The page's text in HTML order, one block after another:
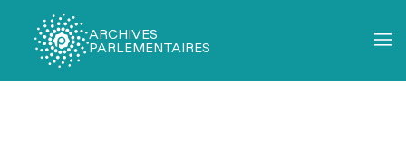
ARCHIVES
PARLEMENTAIRES